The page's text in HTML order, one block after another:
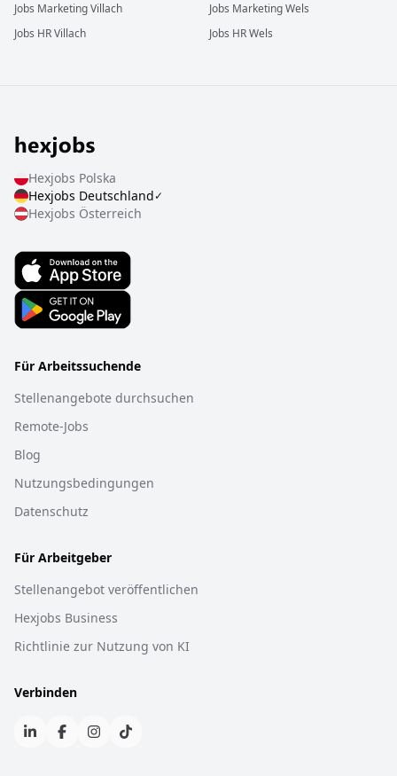
Jobs MarketingVillach
Jobs HRVillach
Jobs MarketingWels
Jobs HRWels
Hexjobs Polska
Hexjobs Deutschland✓
Hexjobs Österreich
Für Arbeitssuchende
Stellenangebote durchsuchen
Remote-Jobs
Blog
Nutzungsbedingungen
Datenschutz
Für Arbeitgeber
Stellenangebot veröffentlichen
Hexjobs Business
Richtlinie zur Nutzung von KI
Verbinden